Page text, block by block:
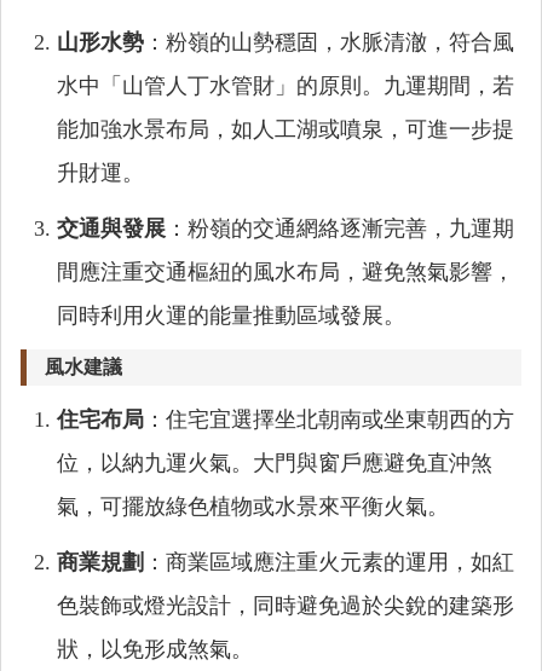
山形水勢 ：粉嶺的山勢穩固，水脈清澈，符合風
水中「山管人丁水管財」的原則。九運期間，若
能加強水景布局，如人工湖或噴泉，可進一步提
升財運。
交通與發展 ：粉嶺的交通網絡逐漸完善，九運期
間應注重交通樞紐的風水布局，避免煞氣影響，
同時利用火運的能量推動區域發展。
風水建議
住宅布局 ：住宅宜選擇坐北朝南或坐東朝西的方
位，以納九運火氣。大門與窗戶應避免直沖煞
氣，可擺放綠色植物或水景來平衡火氣。
商業規劃 ：商業區域應注重火元素的運用，如紅
色裝飾或燈光設計，同時避免過於尖銳的建築形
狀，以免形成煞氣。